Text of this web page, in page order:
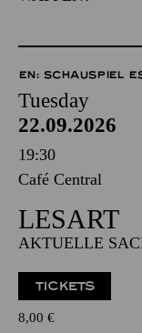
EN: SCHAUSPIEL
Tuesday
22.09.2026
19:30
Café Central
LESART
AKTUELLE
TICKETS
8,00 €